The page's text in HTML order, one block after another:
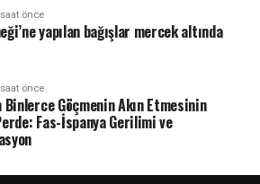
önce
yapılan bağışlar mercek altında
önce
Binlerce Göçmenin Akın Etmesinin
Fas-İspanya Gerilimi ve